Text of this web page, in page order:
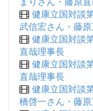
健康立国対談
武信宏さん・藤
健康立国対談
直哉理事長
健康立国対談
直哉理事長
健康立国対談
橋啓一さん・藤